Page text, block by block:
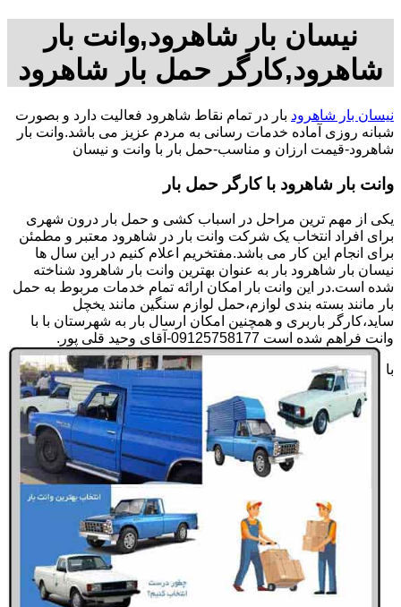
نیسان بار شاهرود,وانت بار
شاهرود,کارگر حمل بار شاهرود
نیسان بار شاهرود بار در تمام نقاط شاهرود فعالیت دارد و بصورت
شبانه روزی آماده خدمات رسانی به مردم عزیز می باشد.وانت بار
شاهرود-قیمت ارزان و مناسب-حمل بار با وانت و نیسان
وانت بار شاهرود با کارگر حمل بار
یکی از مهم ترین مراحل در اسباب کشی و حمل بار درون شهری
برای افراد انتخاب یک شرکت وانت بار در شاهرود معتبر و مطمئن
برای انجام این کار می باشد.مفتخریم اعلام کنیم در این سال ها
نیسان بار شاهرود بار به عنوان بهترین وانت بار شاهرود شناخته
شده است.در این وانت بار امکان ارائه تمام خدمات مربوط به حمل
بار مانند بسته بندی لوازم،حمل لوازم سنگین مانند یخچل
ساید،کارگر باربری و همچنین امکان ارسال بار به شهرستان با با
وانت فراهم شده است 09125758177-آقای وحید قلی پور.
با